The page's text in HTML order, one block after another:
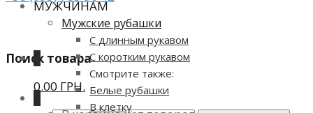
Поиск товара
МУЖЧИНАМ
Мужские рубашки
С длинным рукавом
С коротким рукавом
Смотрите также:
Белые рубашки
В клетку
0.00 ГРН.